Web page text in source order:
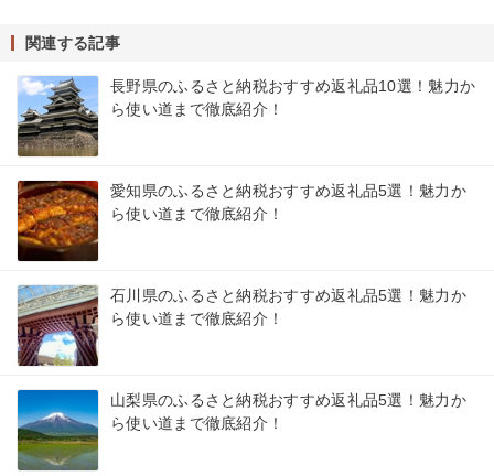
関連する記事
長野県のふるさと納税おすすめ返礼品10選！魅力か
ら使い道まで徹底紹介！
愛知県のふるさと納税おすすめ返礼品5選！魅力か
ら使い道まで徹底紹介！
石川県のふるさと納税おすすめ返礼品5選！魅力か
ら使い道まで徹底紹介！
山梨県のふるさと納税おすすめ返礼品5選！魅力か
ら使い道まで徹底紹介！